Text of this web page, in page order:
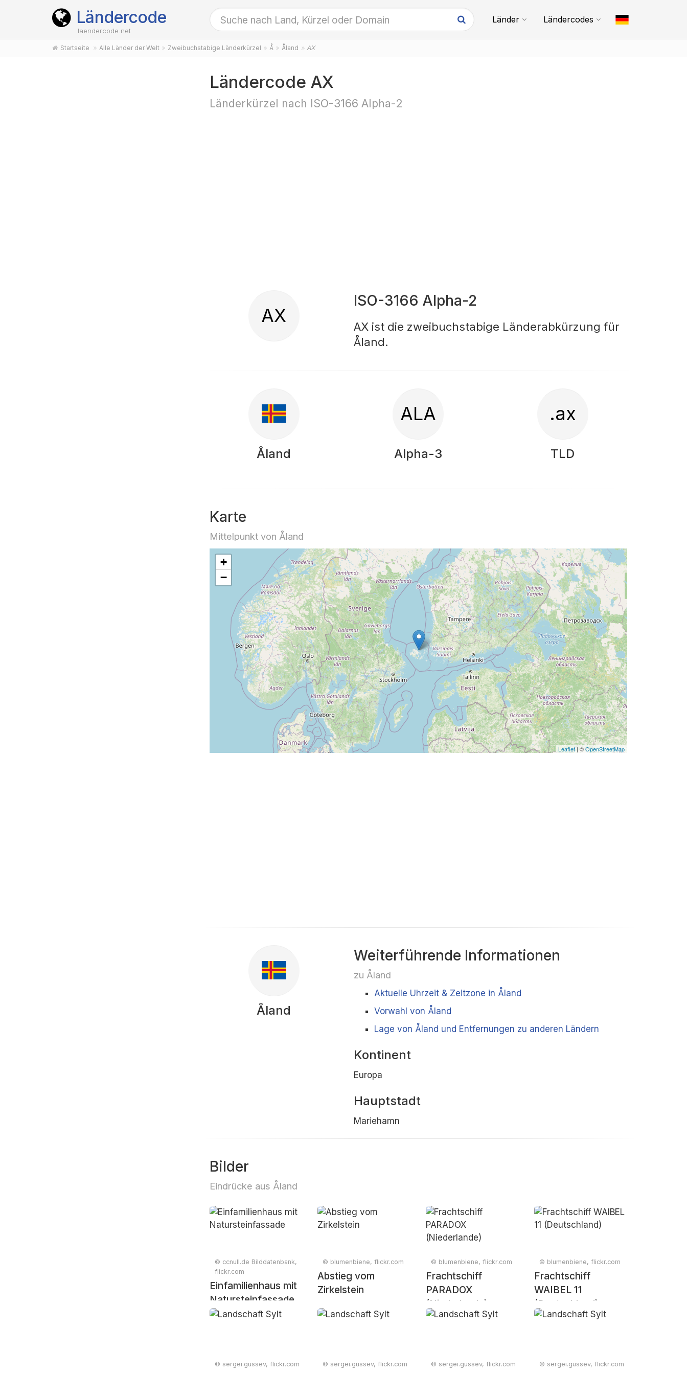
Ländercode
laendercode.net
Länder Ländercodes
Startseite Alle Länder der Welt Zweibuchstabige Länderkürzel Å Åland AX
Ländercode AX
Länderkürzel nach ISO-3166 Alpha-2
AX
ISO-3166 Alpha-2
AX ist die zweibuchstabige Länderabkürzung für
Åland.
Åland
ALA
Alpha-3
.ax
TLD
Karte
Mittelpunkt von Åland
+
−
Leaflet | ©OpenStreetMap
Åland
Weiterführende Informationen
zu Åland
Aktuelle Uhrzeit & Zeitzone in Åland
Vorwahl von Åland
Lage von Åland und Entfernungen zu anderen Ländern
Kontinent
Europa
Hauptstadt
Mariehamn
Bilder
Eindrücke aus Åland
© ccnull.de Bilddatenbank,
flickr.com
Einfamilienhaus mit
Natursteinfassade
© blumenbiene, flickr.com
Abstieg vom
Zirkelstein
© blumenbiene, flickr.com
Frachtschiff
PARADOX
(Niederlande)
© blumenbiene, flickr.com
Frachtschiff
WAIBEL 11
(Deutschland)
© sergei.gussev, flickr.com © sergei.gussev, flickr.com © sergei.gussev, flickr.com © sergei.gussev, flickr.com